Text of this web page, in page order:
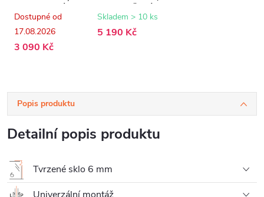
transparentní sklo
- 100x195 cm
Dostupné od
17.08.2026
3 090 Kč
- 6 mm - černá
matná,
transparentní sklo
- 120x195 cm
Skladem > 10 ks
5 190 Kč
Popis produktu
Detailní popis produktu
Tvrzené sklo 6 mm